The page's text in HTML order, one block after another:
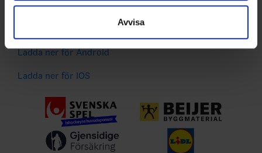
samlat in när du har använt deras tjänster.
Avvisa
Ladda ner för Android
Ladda ner för IOS